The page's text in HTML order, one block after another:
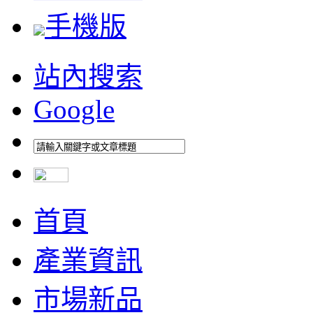
手機版
站內搜索
Google
首頁
產業資訊
市場新品